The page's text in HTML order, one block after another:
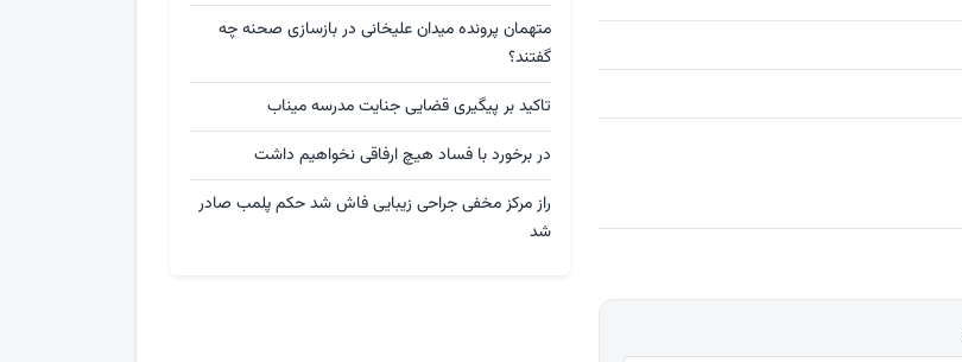
متهمان پرونده میدان علیخانی در بازسازی صحنه چه
گفتند؟
تاکید بر پیگیری قضایی جنایت مدرسه میناب
در برخورد با فساد هیچ ارفاقی نخواهیم داشت
راز مرکز مخفی جراحی زیبایی فاش شد حکم پلمب صادر
شد